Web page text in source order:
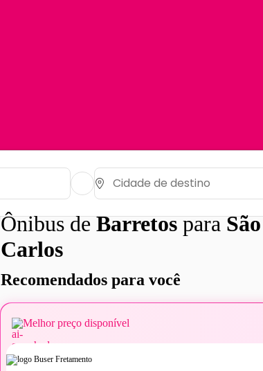
Ônibus deBarretosparaSão
Carlos
Recomendados para você
Melhor preço disponível